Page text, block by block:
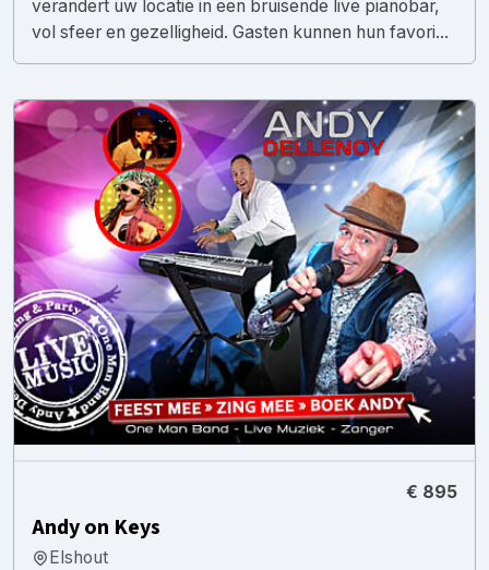
verandert uw locatie in een bruisende live pianobar,
vol sfeer en gezelligheid. Gasten kunnen hun favori...
€ 895
Andy on Keys
Elshout